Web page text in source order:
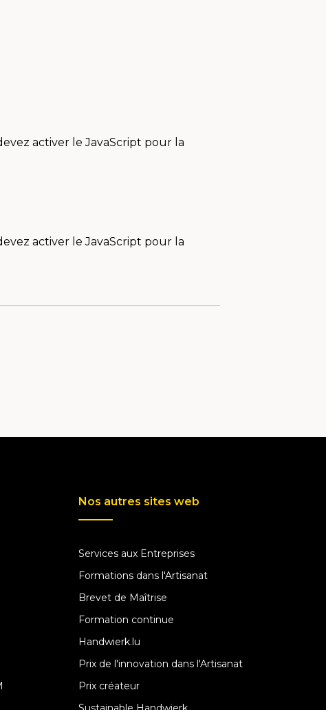
activer le JavaScript pour la
activer le JavaScript pour la
Nos autres sites web
Services aux Entreprises
Formations dans l'Artisanat
Brevet de Maîtrise
Formation continue
Handwierk.lu
Prix de l'innovation dans l'Artisanat
Prix créateur